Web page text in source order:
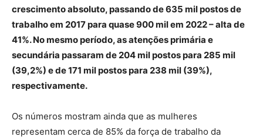
crescimento absoluto, passando de 635 mil postos de
trabalho em 2017 para quase 900 mil em 2022 – alta de
41%. No mesmo período, as atenções primária e
secundária passaram de 204 mil postos para 285 mil
(39,2%) e de 171 mil postos para 238 mil (39%),
respectivamente.
Os números mostram ainda que as mulheres
representam cerca de 85% da força de trabalho da